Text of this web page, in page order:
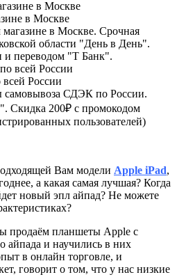
в Москве
в Москве. Срочная
области "День в День".
и переводом "Т Банк".
всей России
самовывоза СДЭК по России.
Скидка 200₽ с промокодом
пользователей)
Вам модели Apple iPad,
а какая самая лучшая? Когда
новый эпл айпад? Не можете
продаём планшеты Apple с
айпада и научились в них
в онлайн торговле, и
, говорит о том, что у нас низкие